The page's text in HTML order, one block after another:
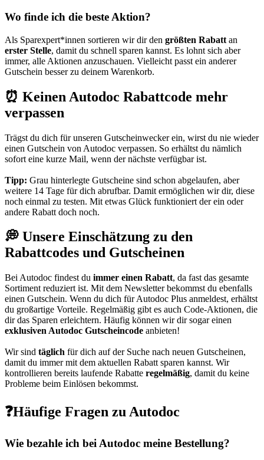
Wo finde ich die beste Aktion?
Als Sparexpert*innen sortieren wir dir den größten Rabatt an
erster Stelle, damit du schnell sparen kannst. Es lohnt sich aber
immer, alle Aktionen anzuschauen. Vielleicht passt ein anderer
Gutschein besser zu deinem Warenkorb.
⏰ Keinen Autodoc Rabattcode mehr
verpassen
Trägst du dich für unseren Gutscheinweckerein, wirst du nie wieder
einen Gutschein von Autodoc verpassen. So erhältst du nämlich
sofort eine kurze Mail, wenn der nächste verfügbar ist.
Tipp: Grau hinterlegte Gutscheine sind schon abgelaufen, aber
weitere 14 Tage für dich abrufbar. Damit ermöglichen wir dir, diese
noch einmal zu testen. Mit etwas Glück funktioniert der ein oder
andere Rabatt doch noch.
💭 Unsere Einschätzung zu den
Rabattcodes und Gutscheinen
Bei Autodoc findest du immer einen Rabatt, da fast das gesamte
Sortiment reduziert ist. Mit dem Newsletter bekommst du ebenfalls
einen Gutschein. Wenn du dich für Autodoc Plus anmeldest, erhältst
du großartige Vorteile. Regelmäßig gibt es auch Code-Aktionen, die
dir das Sparen erleichtern. Häufig können wir dir sogar einen
exklusiven Autodoc Gutscheincode anbieten!
Wir sind täglich für dich auf der Suche nach neuen Gutscheinen,
damit du immer mit dem aktuellen Rabatt sparen kannst. Wir
kontrollieren bereits laufende Rabatte regelmäßig, damit du keine
Probleme beim Einlösen bekommst.
❓Häufige Fragen zu Autodoc
Wie bezahle ich bei Autodoc meine Bestellung?